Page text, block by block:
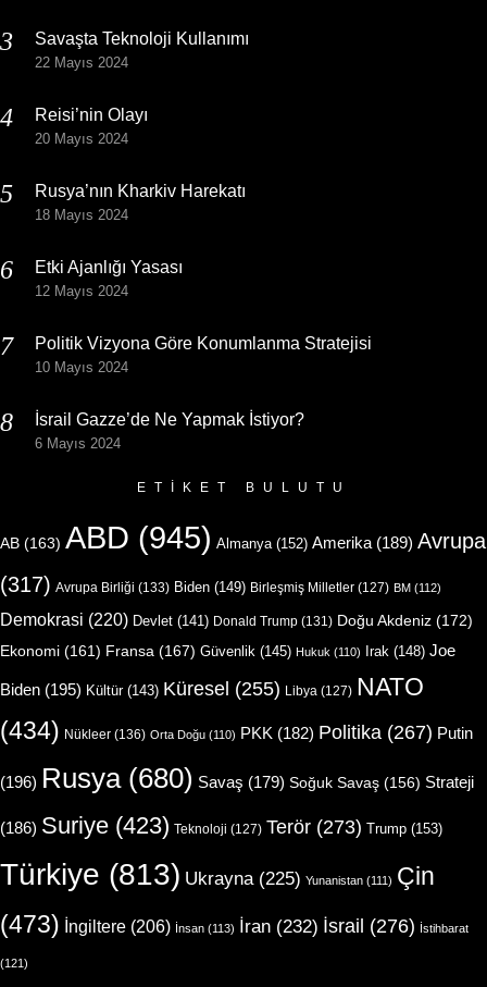
Savaşta Teknoloji Kullanımı
22 Mayıs 2024
Reisi’nin Olayı
20 Mayıs 2024
Rusya’nın Kharkiv Harekatı
18 Mayıs 2024
Etki Ajanlığı Yasası
12 Mayıs 2024
Politik Vizyona Göre Konumlanma Stratejisi
10 Mayıs 2024
İsrail Gazze’de Ne Yapmak İstiyor?
6 Mayıs 2024
ETIKET BULUTU
AB (163) ABD (945) Almanya(152) Amerika (189) Avrupa
(317) Avrupa Birliği (133) Biden (149) Birleşmiş Milletler (127) BM (112)
Demokrasi (220) Devlet (141) Donald Trump (131) Doğu Akdeniz (172)
Ekonomi (161) Fransa (167) Güvenlik (145) Hukuk (110) Irak (148) Joe
Biden (195) Kültür(143) Küresel (255) Libya (127) NATO
(434) Nükleer (136) Orta Doğu (110) PKK (182) Politika (267) Putin
(196) Rusya(680) Savaş (179) Soğuk Savaş (156) Strateji
(186) Suriye (423) Teknoloji (127) Terör (273) Trump (153)
Türkiye (813) Ukrayna(225) Yunanistan (111) Çin
(473) İngiltere (206) İnsan (113) İran (232) İsrail (276) İstihbarat
(121)